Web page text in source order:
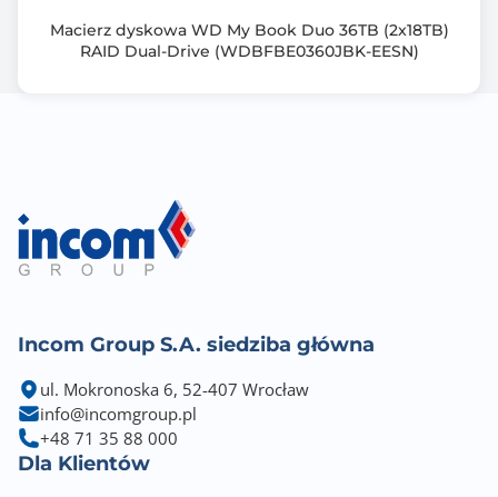
Pamięć flash: 5GB (ochrona systemu operacyjnego
przed podwójnym rozruchem)
GPU pass-through
Wake on LAN (WOL)
Ramka Jumbo
Gniazdo PCIe: Slot 2 provides the width of PCIe Gen4
Slot 1 is in use
Ostrzeżenie systemowe: Brzęczyk
Maks. liczba połączeń współbieżnych (CIFS): 5000
Temperatura robocza : 0–40°C
Macierz dyskowa WD My Book Duo 36TB (2x18TB)
RAID Dual-Drive (WDBFBE0360JBK-EESN)
Incom Group S.A. siedziba główna
ul. Mokronoska 6, 52-407 Wrocław
info@incomgroup.pl
+48 71 35 88 000
Dla Klientów